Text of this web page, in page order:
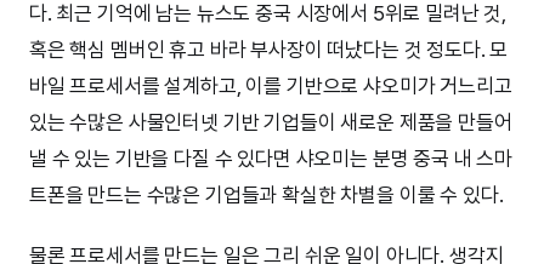
다. 최근 기억에 남는 뉴스도 중국 시장에서 5위로 밀려난 것,
혹은 핵심 멤버인 휴고 바라 부사장이 떠났다는 것 정도다. 모
바일 프로세서를 설계하고, 이를 기반으로 샤오미가 거느리고
있는 수많은 사물인터넷 기반 기업들이 새로운 제품을 만들어
낼 수 있는 기반을 다질 수 있다면 샤오미는 분명 중국 내 스마
트폰을 만드는 수많은 기업들과 확실한 차별을 이룰 수 있다.
물론 프로세서를 만드는 일은 그리 쉬운 일이 아니다. 생각지